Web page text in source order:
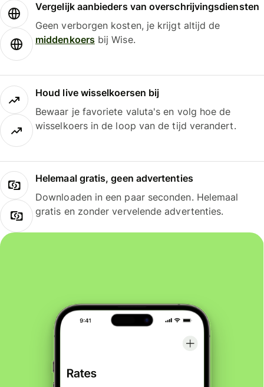
Vergelijk aanbieders van overschrijvingsdiensten
Geen verborgen kosten, je krijgt altijd de
middenkoersbij Wise.
Houd live wisselkoersen bij
Bewaar je favoriete valuta's en volg hoe de
wisselkoers in de loop van de tijd verandert.
Helemaal gratis, geen advertenties
Downloaden in een paar seconden. Helemaal
gratis en zonder vervelende advertenties.